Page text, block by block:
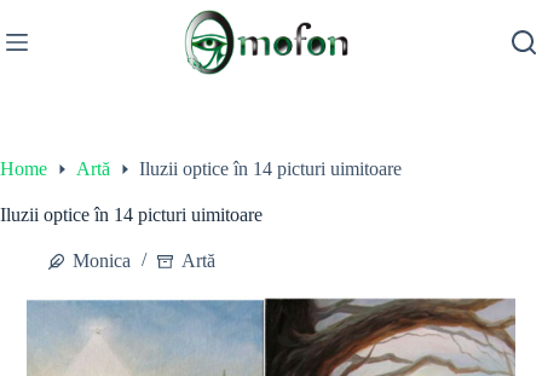
to
content
Home Artă Iluzii optice în 14 picturi uimitoare
Iluzii optice în 14 picturi uimitoare
Monica Artă